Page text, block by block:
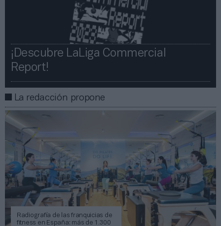
¡Descubre LaLiga Commercial
Report!​​
La redacción propone
Radiografía de las franquicias de
fitness en España: más de 1.300